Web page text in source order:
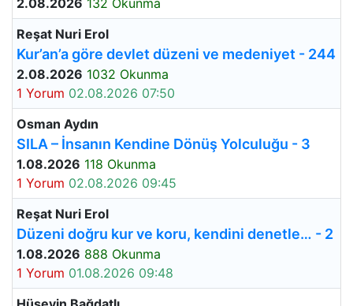
2.08.2026 132 Okunma
Reşat Nuri Erol
Kur’an’a göre devlet düzeni ve medeniyet - 244
2.08.2026 1032 Okunma
1 Yorum 02.08.2026 07:50
Osman Aydın
SILA – İnsanın Kendine Dönüş Yolculuğu - 3
1.08.2026 118 Okunma
1 Yorum 02.08.2026 09:45
Reşat Nuri Erol
Düzeni doğru kur ve koru, kendini denetle… - 2
1.08.2026 888 Okunma
1 Yorum 01.08.2026 09:48